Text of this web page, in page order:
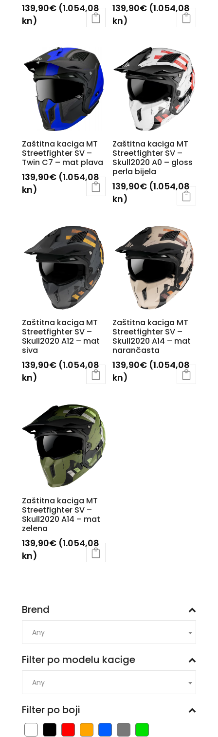
139,90€ (1.054,08
kn)
ima
više
varijanti.
Opcije
mogu
na
stranici
proizvoda
139,90€ (1.054,08
kn)
više
varijanti.
Opcije
mogu
na
stranici
proizvoda
Zaštitna kaciga MT
Streetfighter SV –
Twin C7 – mat plava
139,90€ (1.054,08
kn)
varijanti.
Opcije
odabrati
stranici
proizvoda
Zaštitna kaciga MT
Streetfighter SV –
Skull2020 A0 – gloss
perla bijela
139,90€ (1.054,08
kn)
više
varijanti.
Opcije
na
stranici
proizvoda
Zaštitna kaciga MT
Streetfighter SV –
Skull2020 A12 – mat
siva
139,90€ (1.054,08
kn)
više
varijanti.
Opcije
odabrati
na
stranici
proizvoda
Zaštitna kaciga MT
Streetfighter SV –
Skull2020 A14 – mat
narančasta
139,90€ (1.054,08
kn)
Zaštitna kaciga MT
Streetfighter SV –
Skull2020 A14 – mat
zelena
139,90€ (1.054,08
kn)
više
varijanti.
Opcije
se
mogu
odabrati
stranici
proizvoda
Brend
Any
Filter po modelu kacige
Any
Filter po boji